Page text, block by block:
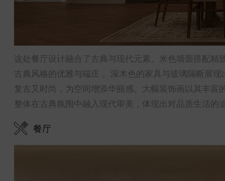
这处餐厅设计融合了古典与现代元素。米色墙面搭配
古典风格的优雅与端庄 。深木色的家具与玻璃隔断展
复古又时尚，为空间增添华丽感。大幅装饰画以其丰
整体在古典氛围中融入现代审美，体现出对品质生活的
餐厅